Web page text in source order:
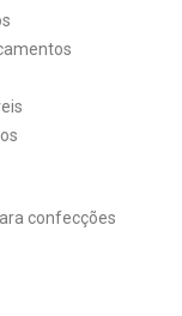
confecções